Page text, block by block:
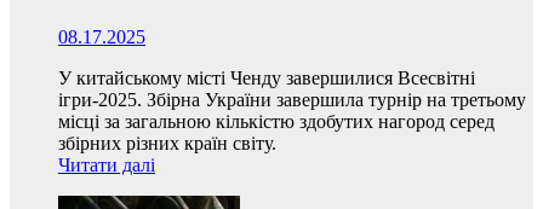
08.17.2025
У китайському місті Ченду завершилися Всесвітні
ігри-2025. Збірна України завершила турнір на третьому
місці за загальною кількістю здобутих нагород серед
збірних різних країн світу.
Читати далі